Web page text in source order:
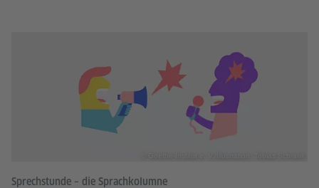
Sprechstunde – die Sprachkolumne